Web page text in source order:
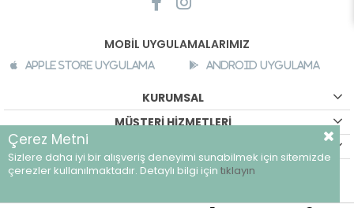
MOBİL UYGULAMALARIMIZ
Apple Store Uygulama Android Uygulama
KURUMSAL
MÜŞTERİ HİZMETLERİ
©breeze.com.tr - Tüm hakları saklıdır.
Çerez Metni
Sizlere daha iyi bir alışveriş deneyimi sunabilmek için sitemizde
çerezler kullanılmaktadır. Detaylı bilgi için tıklayın